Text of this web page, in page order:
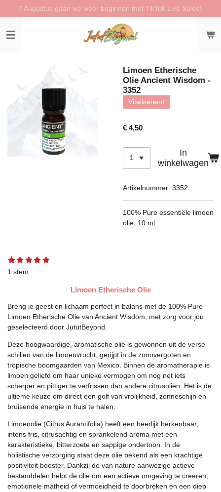
direct
naar
de
7 Augustus gaan we weer beginnen met TikTok Live Sales!.
Limoen Etherische
Olie Ancient Wisdom -
3352
Vitaliserend
€ 4,50
In
winkelwagen
Artikelnummer: 3352
100% Pure essentiële limoen
olie, 10 ml.
R
a
5
s
t
e
r
r
e
n
1
t
2
t
e
n
3
t
e
n
4
e
n
5
e
n
S
n
1 stem
Limoen Etherische Olie
Breng je geest en lichaam perfect in balans met de 100% Pure
Limoen Etherische Olie van Ancient Wisdom, met zorg voor jou
geselecteerd door JututBeyond.
Deze hoogwaardige, aromatische olie is gewonnen uit de verse
schillen van de limoenvrucht, gerijpt in de zonovergoten en
tropische boomgaarden van Mexico. Binnen de aromatherapie is
limoen geliefd om haar unieke vermogen om nog net iets
scherper en pittiger te verfrissen dan andere citrusoliën. Het is de
ultieme keuze om direct een golf van vrolijkheid, zonneschijn en
bruisende energie in huis te halen.
Limoenolie (Citrus Aurantifolia) heeft een heerlijk herkenbaar,
intens fris, citrusachtig en sprankelend aroma met een
karakteristieke, bitterzoete en sappige ondertoon. In de
holistische verzorging staat deze olie bekend als een krachtige
positiviteit booster. Dankzij de van nature aanwezige actieve
bestanddelen helpt de olie om een actieve omgeving te creëren,
emotionele matheid of vermoeidheid te doorbreken en een diep